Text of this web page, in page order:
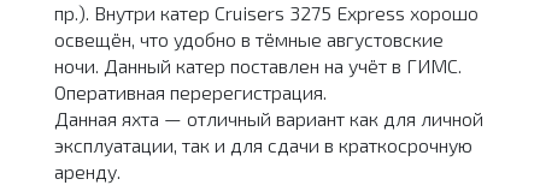
пр.). Внутри катер Cruisers 3275 Express хорошо
освещён, что удобно в тёмные августовские
ночи. Данный катер поставлен на учёт в ГИМС.
Оперативная перерегистрация.
Данная яхта — отличный вариант как для личной
эксплуатации, так и для сдачи в краткосрочную
аренду.